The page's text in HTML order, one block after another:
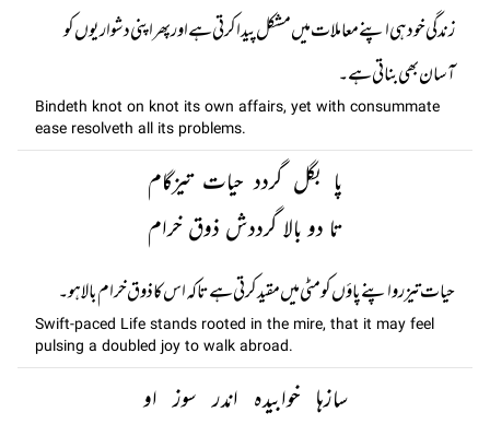
زندگی خود ہی اپنے معاملات میں مشکل پیدا کرتی ہے اور پھر اپنی دشواریوں کو
آسان بھی بناتی ہے۔
Bindeth knot on knot its own affairs, yet with consummate
ease resolveth all its problems.
پا بگل گردد حیات تیزگام
تا دو بالا گرددش ذوق خرام
حیات تیز رو اپنے پاؤں کو مٹی میں مقید کرتی ہے تاکہ اس کا ذوق خرام بالا ہو۔
Swift-paced Life stands rooted in the mire, that it may feel
pulsing a doubled joy to walk abroad.
سازہا خوابیدہ اندر سوز او